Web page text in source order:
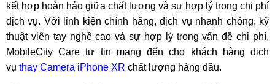
kết hợp hoàn hảo giữa chất lượng và sự hợp lý trong chi phí
dịch vụ. Với linh kiện chính hãng, dịch vụ nhanh chóng, kỹ
thuật viên tay nghề cao và sự hợp lý trong vấn đề chi phí,
MobileCity Care tự tin mang đến cho khách hàng dịch
vụ thay Camera iPhone XR chất lượng hàng đầu.